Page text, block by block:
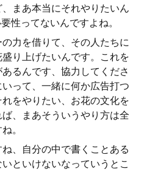
まあ本当にそれやりたいん
性ってないんですよね。
力を借りて、その人たちに
り上げたいんです。これを
るんです、協力してくださ
って、一緒に何か広告打つ
をやりたい、お花の文化を
、まあそういうやり方は全
。
、自分の中で書くことある
といけないなっていうとこ